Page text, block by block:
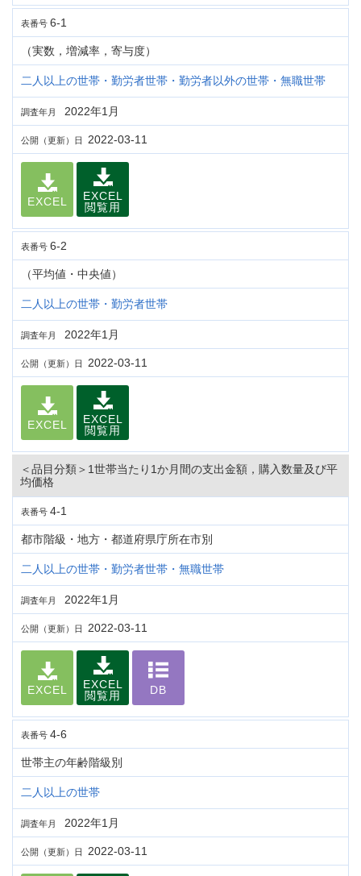
表番号 6-1
（実数，増減率，寄与度）
二人以上の世帯・勤労者世帯・勤労者以外の世帯・無職世帯
調査年月 2022年1月
公開（更新）日 2022-03-11
EXCEL
EXCEL
閲覧用
表番号 6-2
（平均値・中央値）
二人以上の世帯・勤労者世帯
調査年月 2022年1月
公開（更新）日 2022-03-11
EXCEL
EXCEL
閲覧用
＜品目分類＞1世帯当たり1か月間の支出金額，購入数量及び平
均価格
表番号 4-1
都市階級・地方・都道府県庁所在市別
二人以上の世帯・勤労者世帯・無職世帯
調査年月 2022年1月
公開（更新）日 2022-03-11
EXCEL
EXCEL
閲覧用
DB
表番号 4-6
世帯主の年齢階級別
二人以上の世帯
調査年月 2022年1月
公開（更新）日 2022-03-11